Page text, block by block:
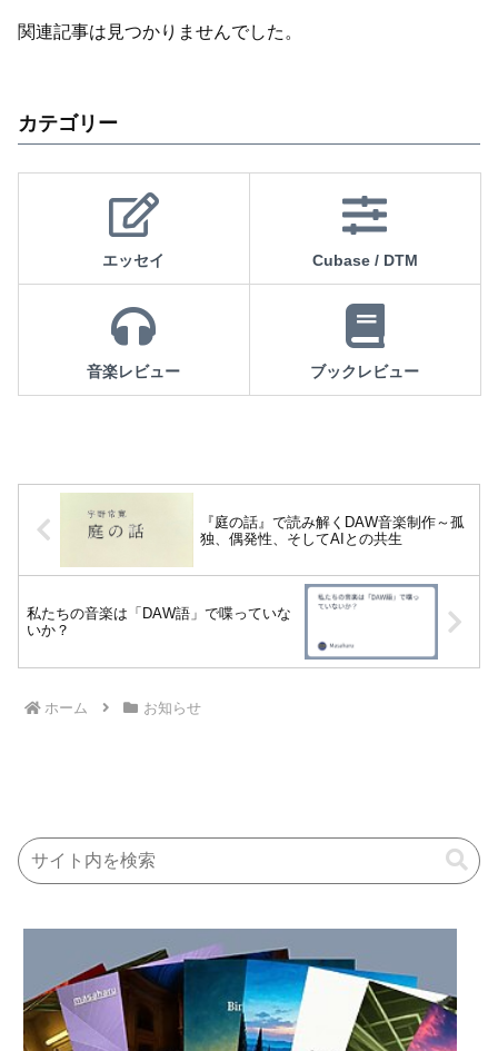
関連記事は見つかりませんでした。
カテゴリー
エッセイ Cubase / DTM
音楽レビュー ブックレビュー
『庭の話』で読み解くDAW音楽制作～孤
独、偶発性、そしてAIとの共生
私たちの音楽は「DAW語」で喋っていな
いか？
ホーム お知らせ